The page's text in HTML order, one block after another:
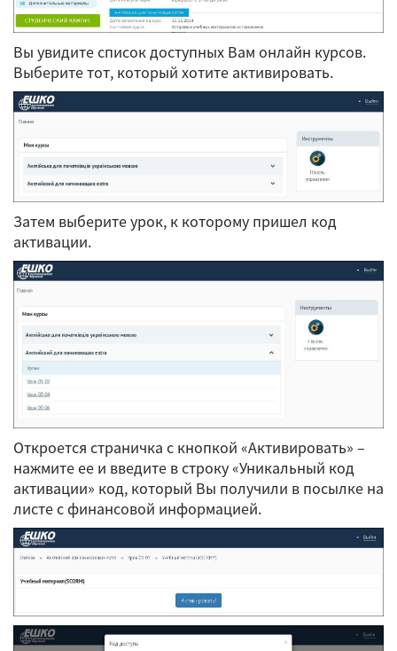
Вы увидите список доступных Вам онлайн курсов.
Выберите тот, который хотите активировать.
Затем выберите урок, к которому пришел код
активации.
Откроется страничка с кнопкой «Активировать» –
нажмите ее и введите в строку «Уникальный код
активации» код, который Вы получили в посылке на
листе с финансовой информацией.